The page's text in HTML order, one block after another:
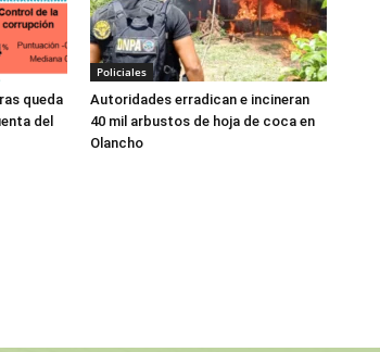
queda
del
Policiales
Autoridades erradican e incineran
40 mil arbustos de hoja de coca en
Olancho